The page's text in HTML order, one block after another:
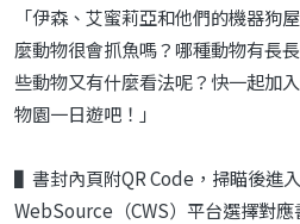
「伊森、艾蜜莉亞和他們的機器狗
麼動物很會抓魚嗎？哪種動物有長
些動物又有什麼看法呢？快一起加
物園一日遊吧！」
▌書封內頁附QR Code，掃瞄後進
WebSource（CWS）平台選擇對應